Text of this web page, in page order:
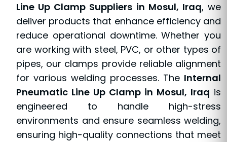
Line Up Clamp Suppliers in Mosul, Iraq, we
deliver products that enhance efficiency and
reduce operational downtime. Whether you
are working with steel, PVC, or other types of
pipes, our clamps provide reliable alignment
for various welding processes. The Internal
Pneumatic Line Up Clamp in Mosul, Iraq is
engineered to handle high-stress
environments and ensure seamless welding,
ensuring high-quality connections that meet